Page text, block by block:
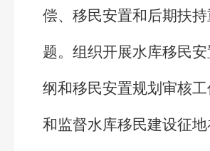
偿、移民安置和后期扶持
题。组织开展水库移民
纲和移民安置规划审核
和监督水库移民建设征